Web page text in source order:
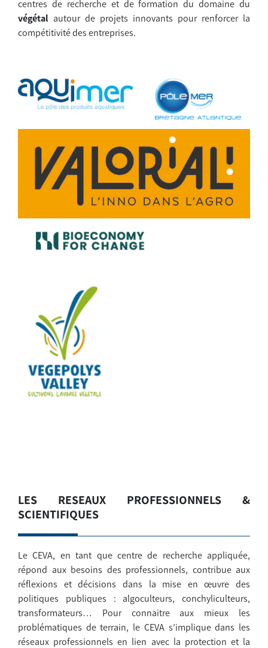
centres de recherche et de formation du domaine du
végétal autour de projets innovants pour renforcer la
compétitivité des entreprises.
LES RESEAUX PROFESSIONNELS &
SCIENTIFIQUES
Le CEVA, en tant que centre de recherche appliquée,
répond aux besoins des professionnels, contribue aux
réflexions et décisions dans la mise en œuvre des
politiques publiques : algoculteurs, conchyliculteurs,
transformateurs… Pour connaitre aux mieux les
problématiques de terrain, le CEVA s’implique dans les
réseaux professionnels en lien avec la protection et la